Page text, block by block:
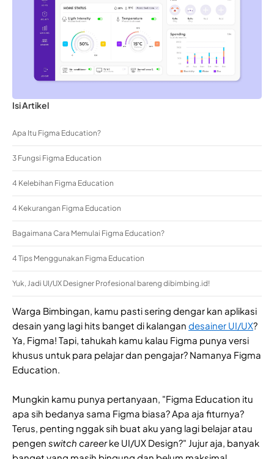
Isi Artikel
Apa Itu Figma Education?
3 Fungsi Figma Education
4 Kelebihan Figma Education
4 Kekurangan Figma Education
Bagaimana Cara Memulai Figma Education?
4 Tips Menggunakan Figma Education
Yuk, Jadi UI/UX Designer Profesional bareng dibimbing.id!
Warga Bimbingan, kamu pasti sering dengar kan aplikasi
desain yang lagi hits banget di kalangan desainer UI/UX?
Ya, Figma! Tapi, tahukah kamu kalau Figma punya versi
khusus untuk para pelajar dan pengajar? Namanya Figma
Education.
Mungkin kamu punya pertanyaan, "Figma Education itu
apa sih bedanya sama Figma biasa? Apa aja fiturnya?
Terus, penting nggak sih buat aku yang lagi belajar atau
pengen switch careerke UI/UX Design?" Jujur aja, banyak